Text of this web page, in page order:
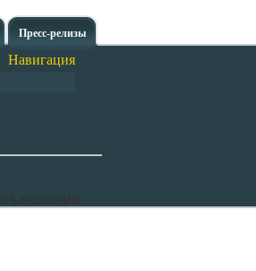
Пресс-релизы
Навигация